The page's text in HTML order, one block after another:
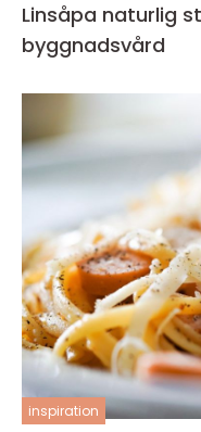
Linsåpa naturlig städkraft för hem och
byggnadsvård
inspiration